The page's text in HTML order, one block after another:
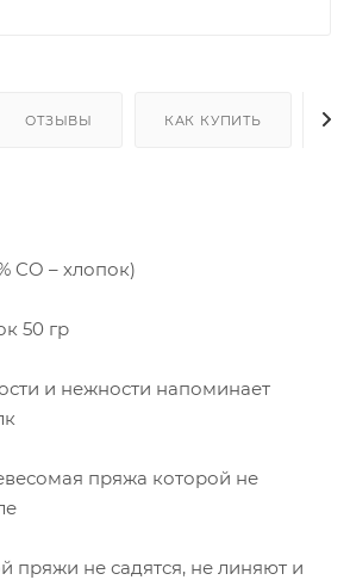
ОТЗЫВЫ КАК КУПИТЬ
CO – хлопок)
50 гр
и нежности напоминает
пряжа которой не
пряжи не садятся, не линяют и